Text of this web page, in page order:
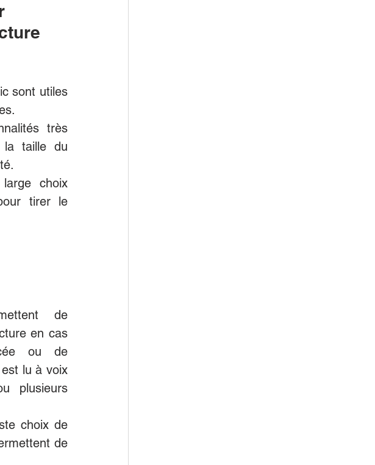
sont utiles
très
la taille du
choix
tirer le
de
en cas
ou de
lu à voix
plusieurs
choix de
de